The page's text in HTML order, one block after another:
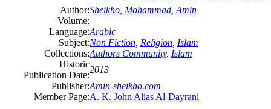
Author:Sheikho, Mohammad, Amin
Volume:
Language:Arabic
Subject:Non Fiction Religion Islam
Collections:Authors Community, Islam
Historic
Publication Date:
2013
Publisher:Amin-sheikho.com
Member Page:A. K. John Alias Al-Dayrani